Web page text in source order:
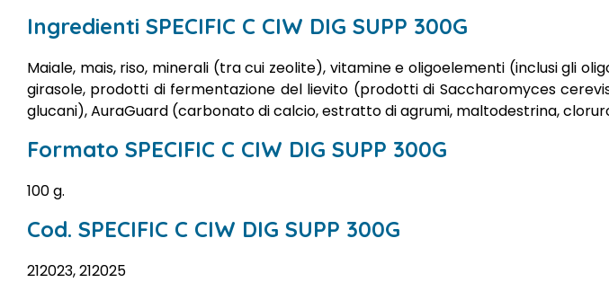
Ingredienti SPECIFIC C CIW DIG SUPP 300G
Maiale, mais, riso, minerali (tra cui zeolite), vitamine e oligoelementi (inclusi gli
girasole, prodotti di fermentazione del lievito (prodotti di Saccharomyces
glucani), AuraGuard (carbonato di calcio, estratto di agrumi, maltodestrina,
Formato SPECIFIC C CIW DIG SUPP 300G
100 g.
Cod. SPECIFIC C CIW DIG SUPP 300G
212023, 212025